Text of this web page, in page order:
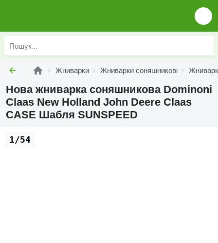
Жниварки Жниварки соняшникові
Нова жниварка соняшникова Dominoni
Claas New Holland John Deere Claas
CASE Шабля SUNSPEED
1/54